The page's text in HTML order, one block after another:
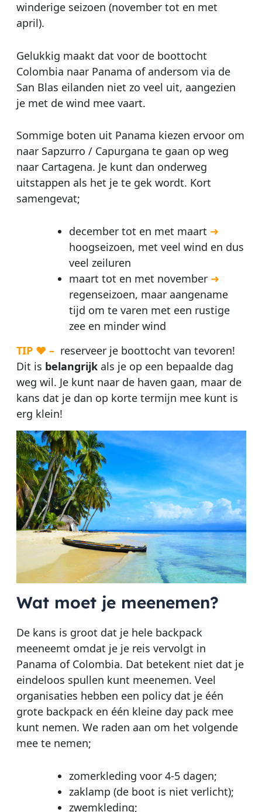
winderige seizoen (november tot en met
april).
Gelukkig maakt dat voor de boottocht
Colombia naar Panama of andersom via de
San Blas eilanden niet zo veel uit, aangezien
je met de wind mee vaart.
Sommige boten uit Panama kiezen ervoor om
naar Sapzurro / Capurgana te gaan op weg
naar Cartagena. Je kunt dan onderweg
uitstappen als het je te gek wordt. Kort
samengevat;
december tot en met maart ➜
hoogseizoen, met veel wind en dus
veel zeiluren
maart tot en met november ➜
regenseizoen, maar aangename
tijd om te varen met een rustige
zee en minder wind
TIP ♥ – reserveer je boottocht van tevoren!
Dit is belangrijkals je op een bepaalde dag
weg wil. Je kunt naar de haven gaan, maar de
kans dat je dan op korte termijn mee kunt is
erg klein!
Wat moet je meenemen?
De kans is groot dat je hele backpack
meeneemt omdat je je reis vervolgt in
Panama of Colombia. Dat betekent niet dat je
eindeloos spullen kunt meenemen. Veel
organisaties hebben een policy dat je één
grote backpack en één kleine day pack mee
kunt nemen. We raden aan om het volgende
mee te nemen;
zomerkleding voor 4-5 dagen;
zaklamp (de boot is niet verlicht);
zwemkleding;